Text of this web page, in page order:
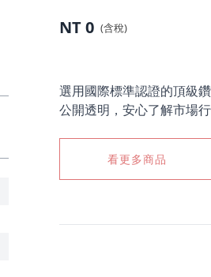
NT 0 (含稅)
選用國際標準認證的頂級
公開透明，安心了解市場
看更多商品